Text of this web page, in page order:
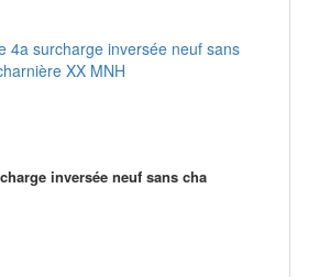
inversée neuf sans cha